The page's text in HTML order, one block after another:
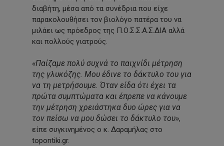
διαβήτη, μέσα από τα συνέδρια που είχε
παρακολουθήσει τον βιολόγο πατέρα του να
μιλάει ως πρόεδρος της Π.Ο.Σ.Σ.Α.Σ.ΔΙΑ αλλά
και πολλούς γιατρούς.
«Παίζαμε πολύ συχνά το παιχνίδι μέτρηση
της γλυκόζης. Μου έδινε το δάκτυλο του για
να τη μετρήσουμε. Όταν είδα ότι έχει τα
πρώτα συμπτώματα και έπρεπε να κάνουμε
την μέτρηση χρειάστηκα δυο ώρες για να
τον πείσω να μου δώσει το δάκτυλο του»,
είπε συγκινημένος ο κ. Δαραμήλας στο
topontiki.gr.